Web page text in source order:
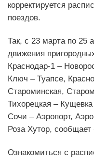
корректируется
поездов.
Так, с 23 марта по 25
движения
Краснодар-1 –
Ключ – Туапсе,
Староминская,
Тихорецкая –
Сочи – Аэропорт,
Роза Хутор, сообщает
Ознакомиться с